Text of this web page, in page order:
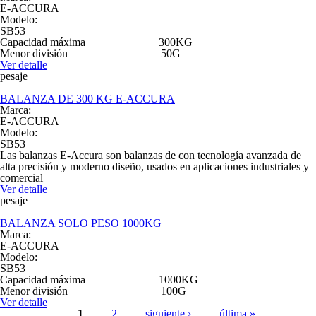
E-ACCURA
Modelo:
SB53
Capacidad máxima 300KG
Menor división 50G
Ver detalle
pesaje
BALANZA DE 300 KG E-ACCURA
Marca:
E-ACCURA
Modelo:
SB53
Las balanzas E-Accura son balanzas de con tecnología avanzada de
alta precisión y moderno diseño, usados en aplicaciones industriales y
comercial
Ver detalle
pesaje
BALANZA SOLO PESO 1000KG
Marca:
E-ACCURA
Modelo:
SB53
Capacidad máxima 1000KG
Menor división 100G
Ver detalle
1 2 siguiente › última »